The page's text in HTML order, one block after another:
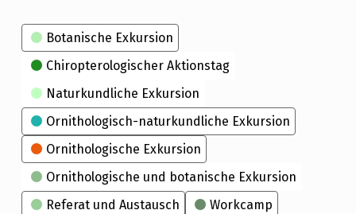
Kategorien
Botanische Exkursion
Chiropterologischer Aktionstag
Naturkundliche Exkursion
Ornithologisch-naturkundliche Exkursion
Ornithologische Exkursion
Ornithologische und botanische Exkursion
Referat und Austausch
Workcamp